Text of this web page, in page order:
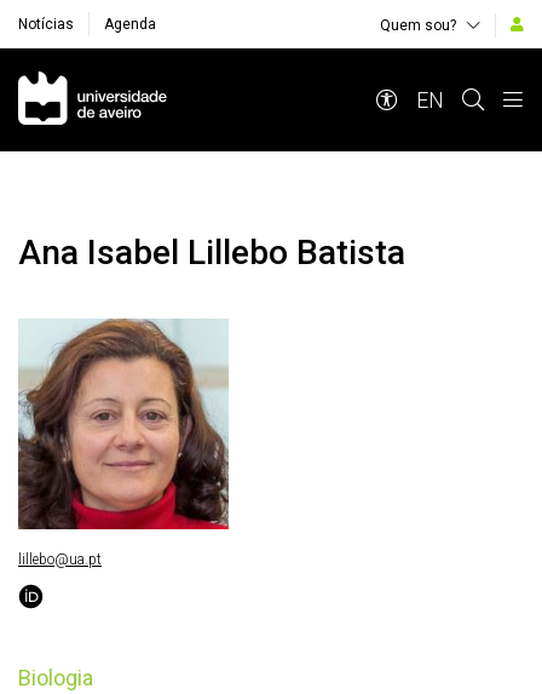
Notícias Agenda Quem sou?
Navegação Principal
EN
Ana Isabel Lillebo Batista
Biologia
lillebo@ua.pt